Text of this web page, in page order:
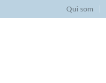
Qui som